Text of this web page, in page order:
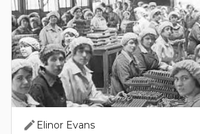
Elinor Evans